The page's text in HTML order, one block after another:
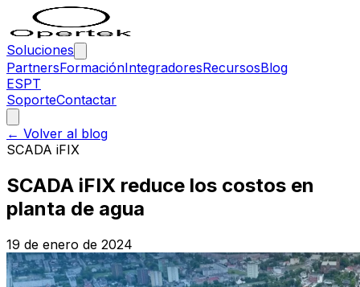
Soluciones
PartnersFormaciónIntegradoresRecursosBlog
ESPT
SoporteContactar
← Volver al blog
SCADA iFIX
SCADA iFIX reduce los costos en
planta de agua
19 de enero de 2024